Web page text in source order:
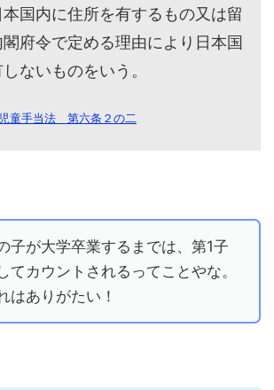
国内に住所を有するもの又は留
府令で定める理由により日本国
ないものをいう。
児童手当法 第六条２の二
子が大学卒業するまでは、第1子
てカウントされるってことやな。
はありがたい！